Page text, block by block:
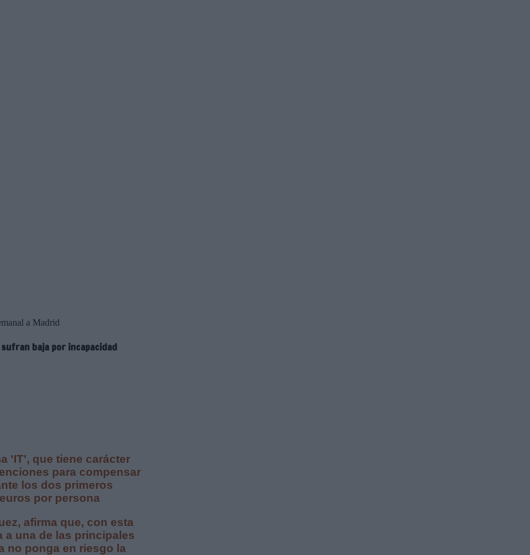
a Madrid
baja por incapacidad
'IT', que tiene carácter
para compensar
los dos primeros
por persona
afirma que, con esta
a una de las principales
no ponga en riesgo la